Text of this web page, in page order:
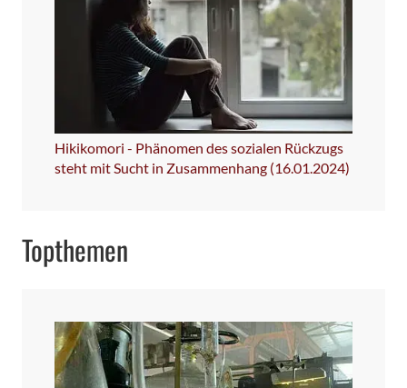
Hikikomori - Phänomen des sozialen Rückzugs
steht mit Sucht in Zusammenhang (16.01.2024)
Topthemen